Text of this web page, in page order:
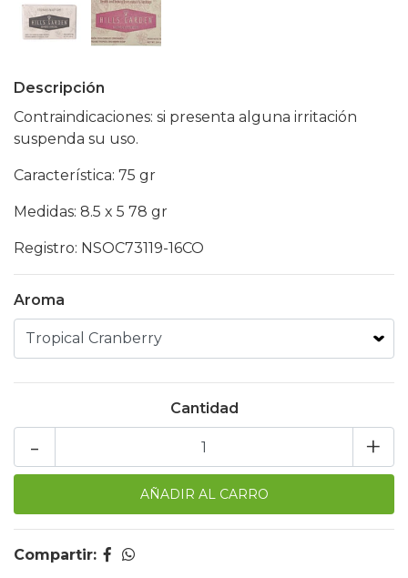
Descripción
Contraindicaciones: si presenta alguna irritación
suspenda su uso.
Característica: 75 gr
Medidas: 8.5 x 5 78 gr
Registro: NSOC73119-16CO
Aroma
Cantidad
+
-
Compartir: